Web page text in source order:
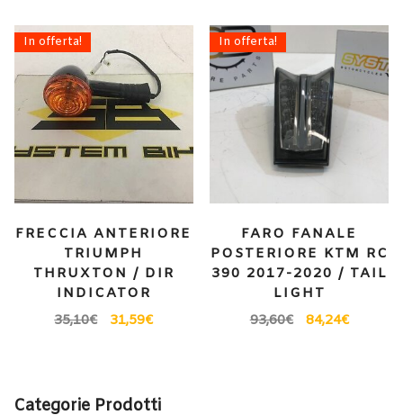
In offerta!
FRECCIA ANTERIORE
TRIUMPH
THRUXTON / DIR
INDICATOR
35,10€ 31,59€
In offerta!
FARO FANALE
POSTERIORE KTM RC
390 2017-2020 / TAIL
LIGHT
93,60€ 84,24€
Categorie Prodotti